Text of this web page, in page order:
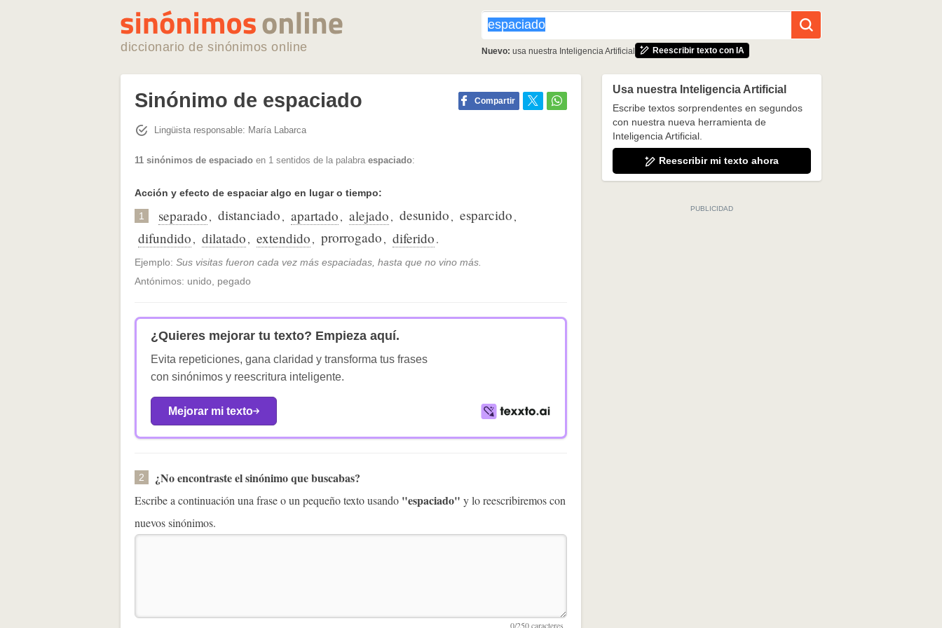
diccionario de sinónimos online Nuevo: usa nuestra Inteligencia Artificial Reescribir texto con IA
Sinónimo de espaciado Compartir
Lingüista responsable: María Labarca
11 sinónimos de espaciado en 1 sentidos de la palabra espaciado:
Acción y efecto de espaciar algo en lugar o tiempo:
1 separado, distanciado, apartado, alejado, desunido, esparcido,
difundido, dilatado, extendido, prorrogado, diferido.
Ejemplo: Sus visitas fueron cada vez más espaciadas, hasta que no vino más.
Antónimos: unido, pegado
¿Quieres mejorar tu texto? Empieza aquí.
Evita repeticiones, gana claridad y transforma tus frases
con sinónimos y reescritura inteligente.
Mejorar mi texto
2 ¿No encontraste el sinónimo que buscabas?
Escribe a continuación una frase o un pequeño texto usando "espaciado" y lo reescribiremos con
nuevos sinónimos.
Usa nuestra Inteligencia Artificial
Escribe textos sorprendentes en segundos
con nuestra nueva herramienta de
Inteligencia Artificial.
Reescribir mi texto ahora